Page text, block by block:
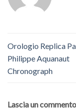
Orologio Replica
Philippe Aquanaut
Chronograph
Lascia un commento